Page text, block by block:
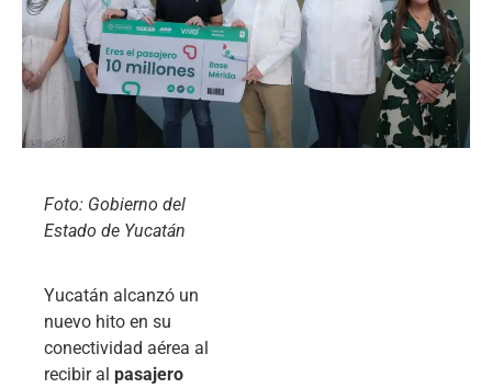
Foto: Gobierno del
Estado de Yucatán
Yucatán alcanzó un
nuevo hito en su
conectividad aérea al
recibir al pasajero